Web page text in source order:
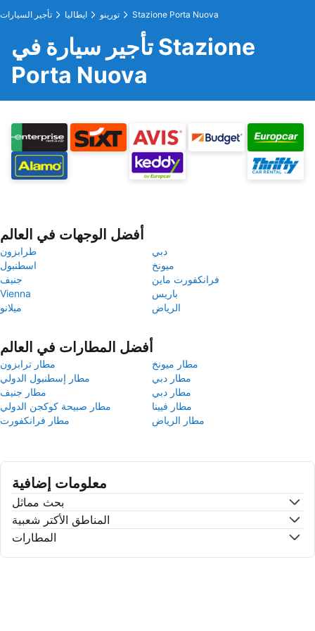
تأجير السيارات ايطاليا تورينو Stazione Porta Nuova
تأجير سيارة في Stazione
Porta Nuova
أفضل الوجهات في العالم
طرابزون
دبي
اسطنبول
ميونخ
جنيف
فرانكفورت ماين
Vienna
باريس
ميلانو
الرياض
أفضل المطارات في العالم
مطار ترابزون
مطار ميونخ
مطار إسطنبول الدولي
مطار دبي
مطار جنيف
مطار دبي
مطار صبيحة كوكجن الدولي
مطار فيينا
مطار فرانكفورت
مطار الرياض
معلومات إضافية
بحث مماثل
المناطق الأكتر شعبية
المطارات